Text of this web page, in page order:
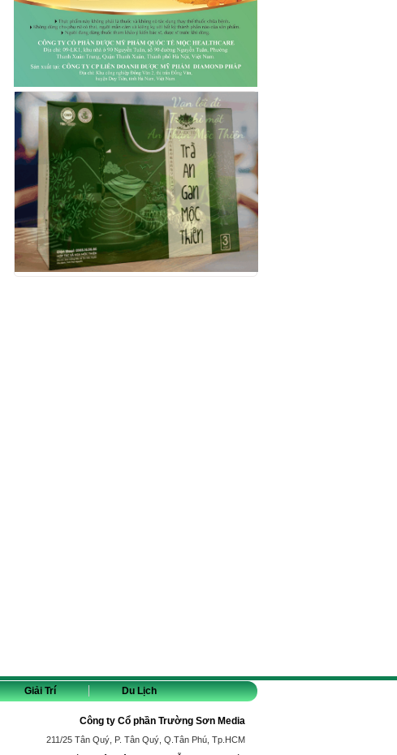
Giải Trí Du Lịch
Công ty Cổ phần Trường Sơn Media
211/25 Tân Quý, P. Tân Quý, Q.Tân Phú, Tp.HCM